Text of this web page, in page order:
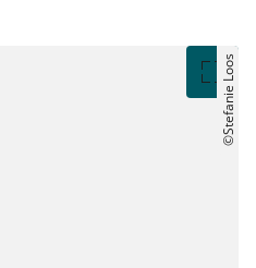
©Stefanie Loos